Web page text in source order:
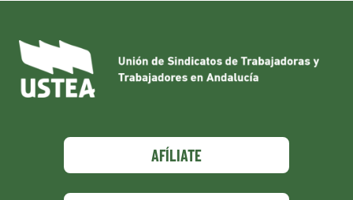
AFÍLIATE